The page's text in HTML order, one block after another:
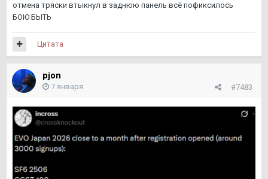
отмена тряски втыкнул в заднюю панель всё пофиксилось
БОЮ БЫТЬ
Цитата
pjon
#7483
7 января